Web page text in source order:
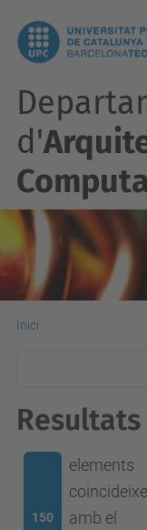
d'
Inici
150
elements
amb el